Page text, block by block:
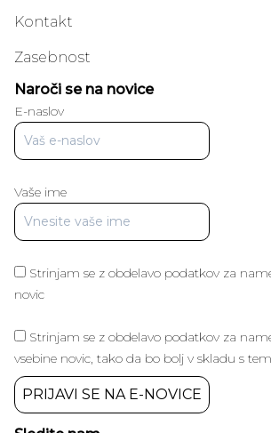
Kontakt
Zasebnost
Naroči se na novice
E-naslov
Vaše ime
Strinjam se z obdelavo podatkov za
novic
Strinjam se z obdelavo podatkov za
vsebine novic, tako da bo bolj v skladu s
PRIJAVI SE NA E-NOVICE